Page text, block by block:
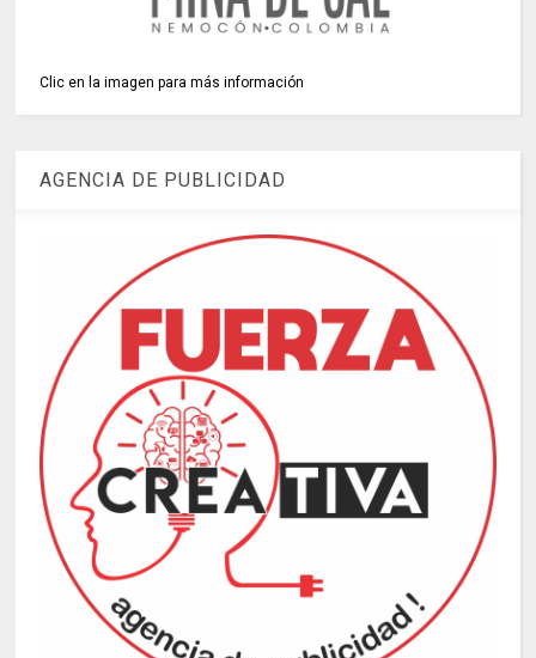
Clic en la imagen para más información
AGENCIA DE PUBLICIDAD